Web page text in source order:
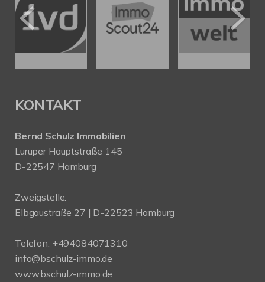
KONTAKT
Bernd Schulz Immobilien
Luruper Hauptstraße 145
D-22547 Hamburg
Zweigstelle:
Elbgaustraße 27 | D-22523 Hamburg
Telefon: +494084071310
info@bschulz-immo.de
www.bschulz-immo.de